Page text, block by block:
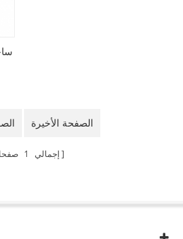
الصفحة الأخيرة
إجمالي 1